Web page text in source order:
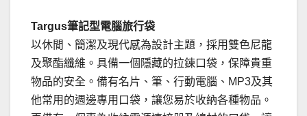
Targus筆記型電腦旅行袋
以休閒、簡潔及現代感為設計主題，採用雙色尼龍
及聚酯纖維。具備一個隱藏的拉鍊口袋，保障貴重
物品的安全。備有名片、筆、行動電腦、MP3及其
他常用的週邊專用口袋，讓您易於收納各種物品。